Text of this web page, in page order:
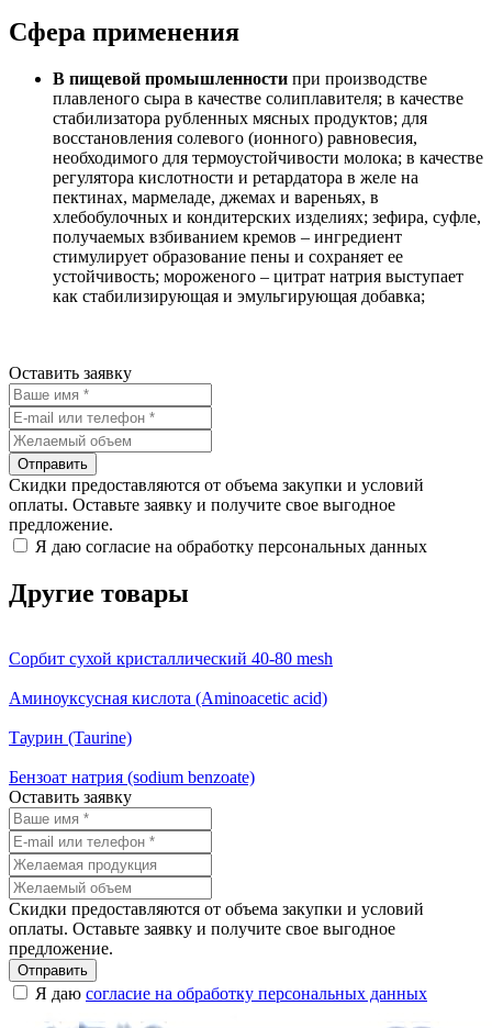
Сфера применения
В пищевой промышленности при производстве
плавленого сыра в качестве солиплавителя; в качестве
стабилизатора рубленных мясных продуктов; для
восстановления солевого (ионного) равновесия,
необходимого для термоустойчивости молока; в качестве
регулятора кислотности и ретардатора в желе на
пектинах, мармеладе, джемах и вареньях, в
хлебобулочных и кондитерских изделиях; зефира, суфле,
получаемых взбиванием кремов – ингредиент
стимулирует образование пены и сохраняет ее
устойчивость; мороженого – цитрат натрия выступает
как стабилизирующая и эмульгирующая добавка;
Оставить заявку
Скидки предоставляются от объема закупки и условий
оплаты. Оставьте заявку и получите свое выгодное
предложение.
Я даю согласие на обработку персональных данных
Другие товары
Сорбит сухой кристаллический 40-80 mesh
Аминоуксусная кислота (Aminoacetic acid)
Таурин (Taurine)
Бензоат натрия (sodium benzoate)
Оставить заявку
Скидки предоставляются от объема закупки и условий
оплаты. Оставьте заявку и получите свое выгодное
предложение.
Я даю согласие на обработку персональных данных